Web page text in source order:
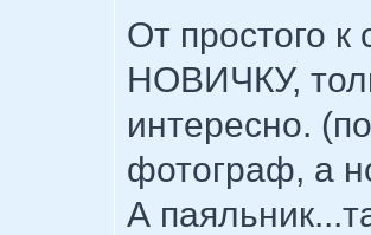
От простого
НОВИЧКУ,
интересно.
фотограф, а
А